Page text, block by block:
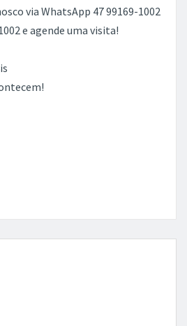
via WhatsApp 47 99169-1002
e agende uma visita!